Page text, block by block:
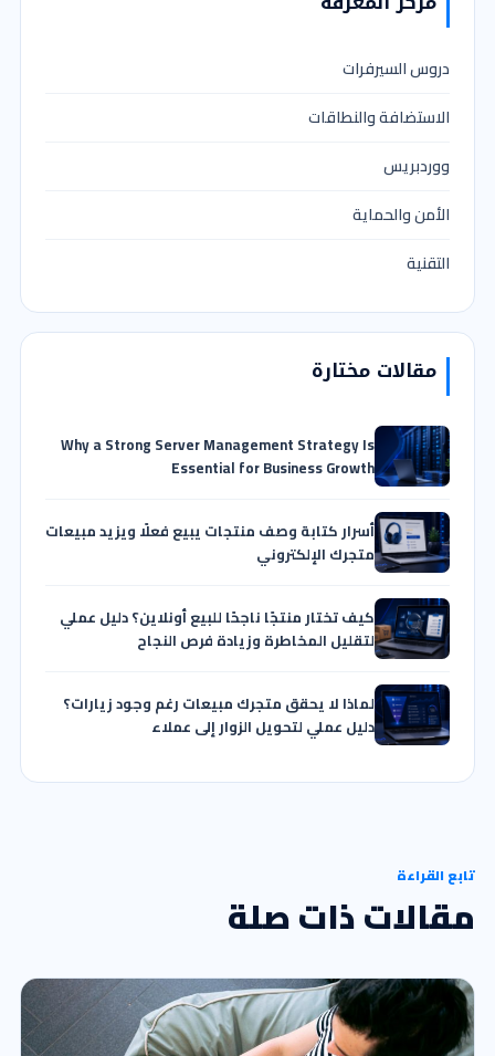
دروس السيرفرات
الاستضافة والنطاقات
ووردبريس
الأمن والحماية
التقنية
مقالات مختارة
Why a Strong Server Management Strategy Is
Essential for Business Growth
أسرار كتابة وصف منتجات يبيع فعلًا ويزيد مبيعات
متجرك الإلكتروني
كيف تختار منتجًا ناجحًا للبيع أونلاين؟ دليل عملي
لتقليل المخاطرة وزيادة فرص النجاح
لماذا لا يحقق متجرك مبيعات رغم وجود زيارات؟
دليل عملي لتحويل الزوار إلى عملاء
تابع القراءة
مقالات ذات صلة